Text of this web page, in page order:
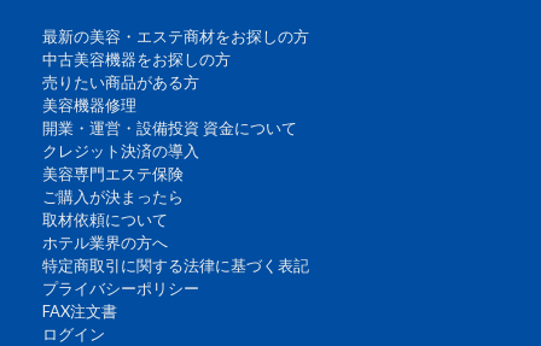
最新の美容・エステ商材をお探しの方
中古美容機器をお探しの方
売りたい商品がある方
美容機器修理
開業・運営・設備投資 資金について
クレジット決済の導入
美容専門エステ保険
ご購入が決まったら
取材依頼について
ホテル業界の方へ
特定商取引に関する法律に基づく表記
プライバシーポリシー
FAX注文書
ログイン